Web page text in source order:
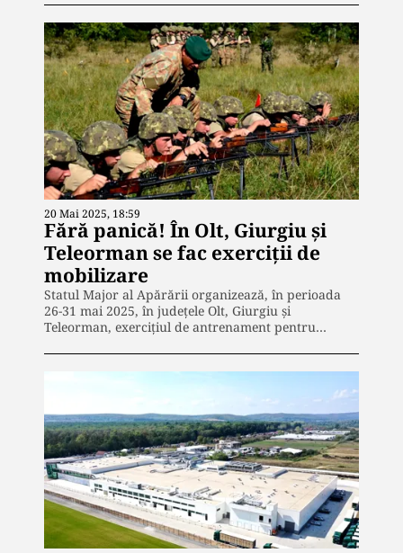
20 Mai 2025, 18:59
Fără panică! În Olt, Giurgiu și
Teleorman se fac exerciții de
mobilizare
Statul Major al Apărării organizează, în perioada
26-31 mai 2025, în județele Olt, Giurgiu și
Teleorman, exercițiul de antrenament pentru…